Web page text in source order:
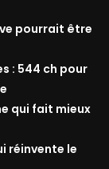
pourrait être
: 544 ch pour
qui fait mieux
réinvente le